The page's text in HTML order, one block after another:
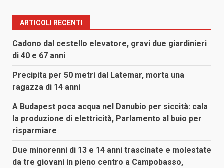
ARTICOLI RECENTI
Cadono dal cestello elevatore, gravi due giardinieri
di 40 e 67 anni
Precipita per 50 metri dal Latemar, morta una
ragazza di 14 anni
A Budapest poca acqua nel Danubio per siccità: cala
la produzione di elettricità, Parlamento al buio per
risparmiare
Due minorenni di 13 e 14 anni trascinate e molestate
da tre giovani in pieno centro a Campobasso,